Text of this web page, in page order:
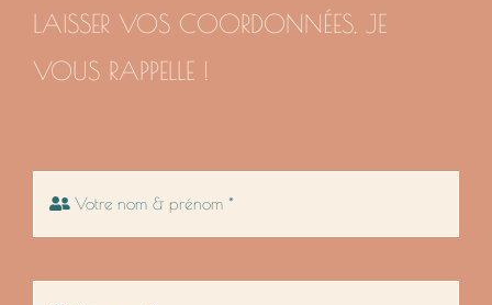
LAISSER VOS COORDONNÉES, JE
VOUS RAPPELLE !